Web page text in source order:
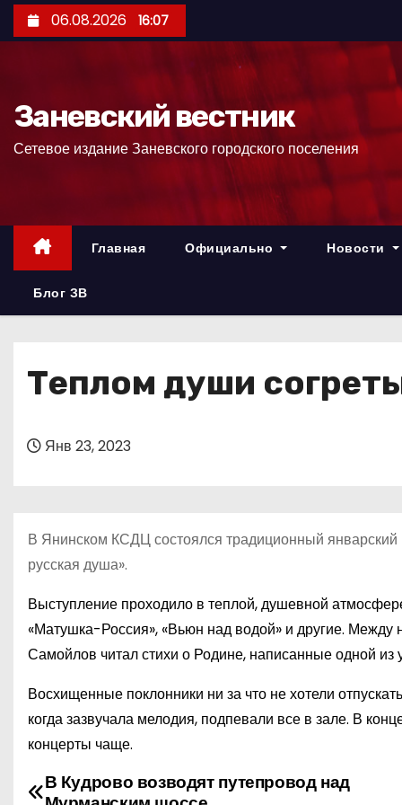
е
р
06.08.2026 16:07
Заневский вестник
Сетевое издание Заневского городского поселения
Главная Официально Новости
Блог ЗВ
Теплом души
Янв 23, 2023
В Янинском КСДЦ состоялся традиционный январский
русская душа».
Выступление проходило в теплой, душевной
«Матушка-Россия», «Вьюн над водой» и другие.
Самойлов читал стихи о Родине, написанные одной
Восхищенные поклонники ни за что не хотели
когда зазвучала мелодия, подпевали все в зале. В
концерты чаще.
НВ Кудрово возводят путепровод над